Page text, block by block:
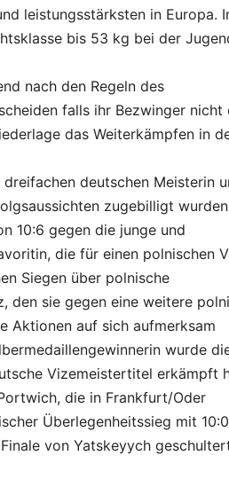
leistungsstärksten in Europa.
bis 53 kg bei der
nach den Regeln des
falls ihr Bezwinger nicht
das Weiterkämpfen in
deutschen Meisterin
zugebilligt
10:6 gegen die junge und
die für einen polnischen
Siegen über polnische
den sie gegen eine weitere
Aktionen auf sich aufmerksam
wurde
Vizemeistertitel erkämpft
die in Frankfurt/Oder
Überlegenheitssieg mit
von Yatskeyych